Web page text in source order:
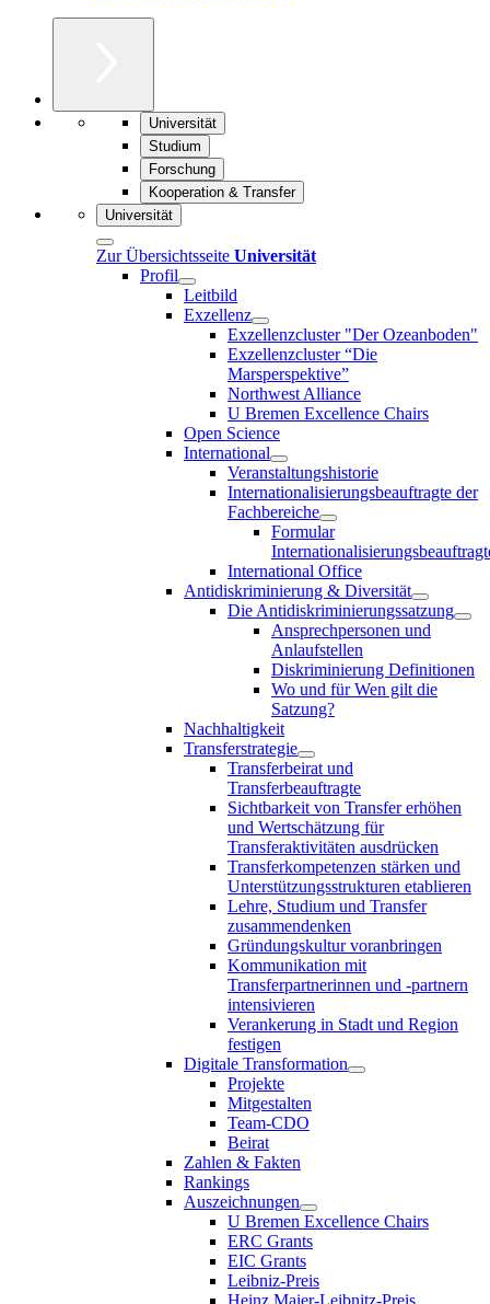
Universität
Studium
Forschung
Kooperation & Transfer
Universität
Zur Übersichtsseite Universität
Profil
Leitbild
Exzellenz
Exzellenzcluster "Der Ozeanboden"
Exzellenzcluster “Die
Marsperspektive”
Northwest Alliance
U Bremen Excellence Chairs
Open Science
International
Veranstaltungshistorie
Internationalisierungsbeauftragte der
Fachbereiche
Formular
International Office
Antidiskriminierung & Diversität
Die Antidiskriminierungssatzung
Ansprechpersonen und
Anlaufstellen
Diskriminierung Definitionen
Wo und für Wen gilt die
Satzung?
Nachhaltigkeit
Transferstrategie
Transferbeirat und
Transferbeauftragte
Sichtbarkeit von Transfer erhöhen
und Wertschätzung für
Transferaktivitäten ausdrücken
Transferkompetenzen stärken und
Unterstützungsstrukturen etablieren
Lehre, Studium und Transfer
zusammendenken
Gründungskultur voranbringen
Kommunikation mit
Transferpartnerinnen und -partnern
intensivieren
Verankerung in Stadt und Region
festigen
Digitale Transformation
Projekte
Mitgestalten
Team-CDO
Beirat
Zahlen & Fakten
Rankings
Auszeichnungen
U Bremen Excellence Chairs
ERC Grants
EIC Grants
Leibniz-Preis
Heinz Maier-Leibnitz-Preis